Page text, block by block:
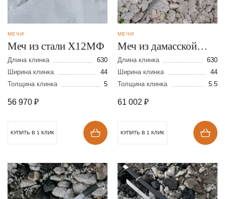
МЕЧИ
Меч из стали Х12МФ
Длина клинка
630
Ширина клинка
44
Толщина клинка
5
56 970 ₽
КУПИТЬ В 1 КЛИК
МЕЧИ
Меч из дамасской
стали
Длина клинка
630
Ширина клинка
44
Толщина клинка
5.5
61 002 ₽
КУПИТЬ В 1 КЛИК